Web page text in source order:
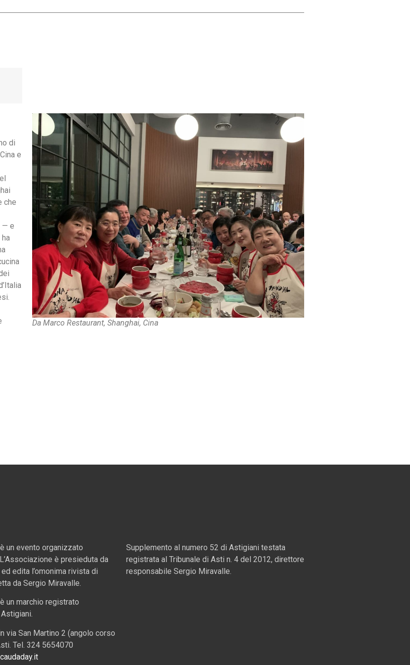
di
e
che
— e
Da Marco Restaurant, Shanghai, Cina
un evento organizzato
è presieduta da
edita l’omonima rivista di
da Sergio Miravalle.
un marchio registrato
via San Martino 2 (angolo corso
Tel. 324 5654070
Supplemento al numero 52 di Astigiani testata
registrata al Tribunale di Asti n. 4 del 2012, direttore
responsabile Sergio Miravalle.